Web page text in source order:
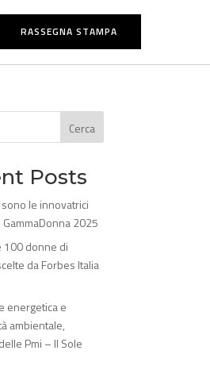
RASSEGNA STAMPA
Cerca
Posts
sono le innovatrici
2025
100 donne di
da Forbes Italia
energetica e
ambientale,
Pmi – Il Sole